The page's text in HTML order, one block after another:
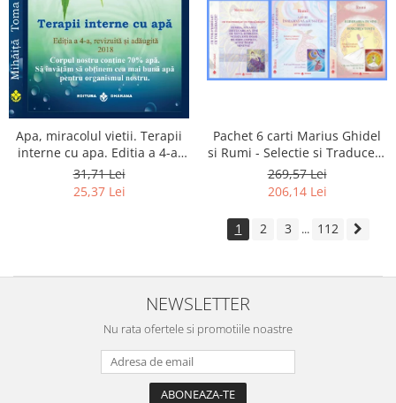
Apa, miracolul vietii. Terapii
interne cu apa. Editia a 4-a,
revizuita si adaugita.
31,71 Lei
25,37 Lei
Pachet 6 carti Marius Ghidel
si Rumi - Selectie si Traducere
de Marius Ghidel
269,57 Lei
206,14 Lei
1 2 3 ... 112
NEWSLETTER
Nu rata ofertele si promotiile noastre